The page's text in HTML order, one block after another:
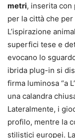
metri, inserita con
per la città che
L’ispirazione
superfici tese e
evocano lo
ibrida plug-in si
firma luminosa “a
una calandra
Lateralmente, i
profilo, mentre la
stilistici europei.